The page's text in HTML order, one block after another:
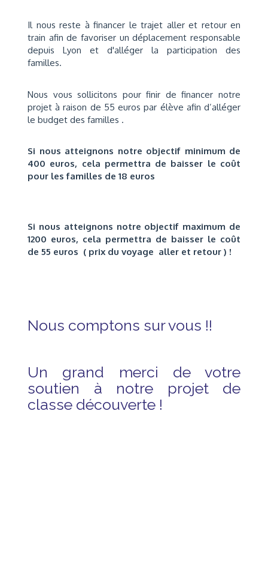
Il nous reste à financer le trajet aller et retour en
train afin de favoriser un déplacement responsable
depuis Lyon et d'alléger la participation des
familles.
Nous vous sollicitons pour finir de financer notre
projet à raison de 55 euros par élève afin d’alléger
le budget des familles .
Si nous atteignons notre objectif minimum de
400 euros, cela permettra de baisser le coût
pour les familles de 18 euros
Si nous atteignons notre objectif maximum de
1200 euros, cela permettra de baisser le coût
de 55 euros ( prix du voyage aller et retour ) !
Nous comptons sur vous !!
Un grand merci de votre
soutien à notre projet de
classe découverte !